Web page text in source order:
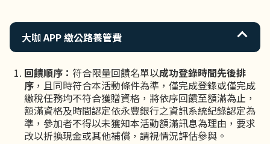
大咖 APP 繳公路養管費
回饋順序： 符合限量回饋名單以成功登錄時間先後排
序 ，且同時符合本活動條件為準，僅完成登錄或僅完成
繳稅任務均不符合獲贈資格，將依序回饋至額滿為止，
額滿資格及時間認定依永豐銀行之資訊系統紀錄認定為
準，參加者不得以未獲知本活動額滿訊息為理由，要求
改以折換現金或其他補償，請視情況評估參與。